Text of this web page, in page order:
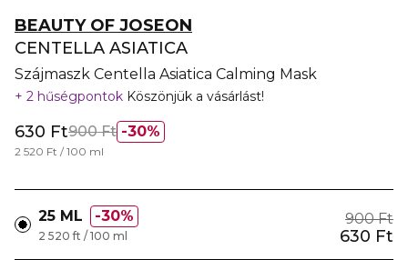
BEAUTY OF JOSEON
CENTELLA ASIATICA
Szájmaszk Centella Asiatica Calming Mask
2 hűségpontok Köszönjük a vásárlást!
30%
630 Ft900 Ft
2 520 Ft / 100 ml
25 ML 30% 900 Ft
630 Ft
2 520 ft / 100 ml